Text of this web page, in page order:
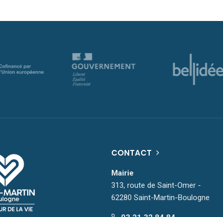
CONTACT
Mairie
313, route de Saint-Omer -
62280 Saint-Martin-Boulogne